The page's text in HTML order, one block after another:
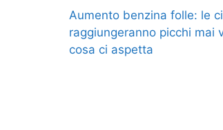
Aumento benzina folle: le
raggiungeranno picchi mai
cosa ci aspetta